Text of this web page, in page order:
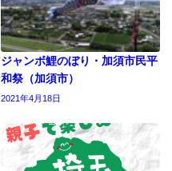
ジャンボ鯉のぼり・加須市民平
和祭（加須市）
2021年4月18日